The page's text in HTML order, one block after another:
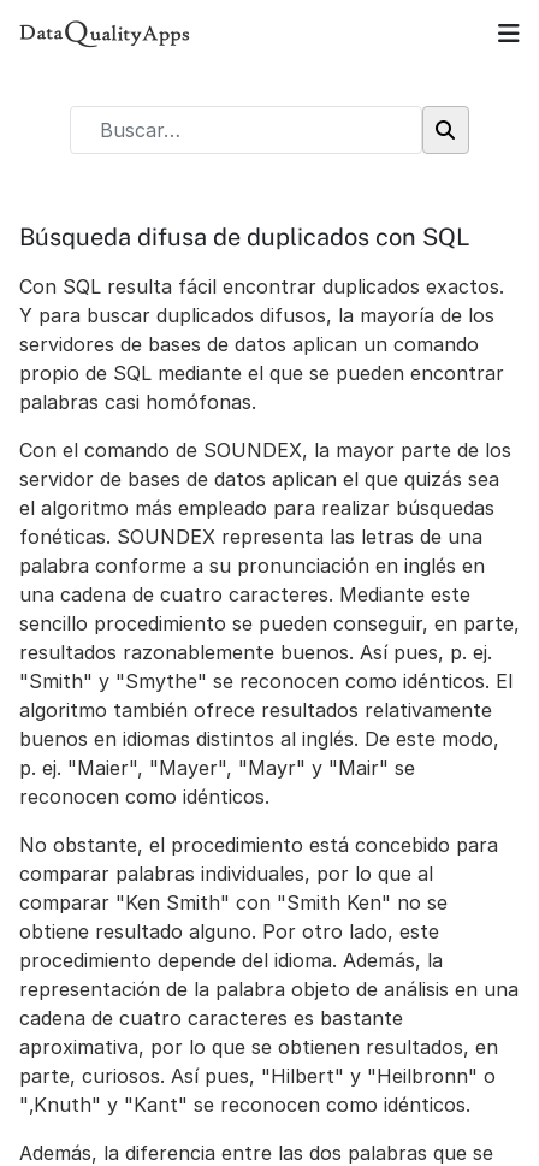
Búsqueda difusa de duplicados con SQL
Con SQL resulta fácil encontrar duplicados exactos.
Y para buscar duplicados difusos, la mayoría de los
servidores de bases de datos aplican un comando
propio de SQL mediante el que se pueden encontrar
palabras casi homófonas.
Con el comando de SOUNDEX, la mayor parte de los
servidor de bases de datos aplican el que quizás sea
el algoritmo más empleado para realizar búsquedas
fonéticas. SOUNDEX representa las letras de una
palabra conforme a su pronunciación en inglés en
una cadena de cuatro caracteres. Mediante este
sencillo procedimiento se pueden conseguir, en parte,
resultados razonablemente buenos. Así pues, p. ej.
"Smith" y "Smythe" se reconocen como idénticos. El
algoritmo también ofrece resultados relativamente
buenos en idiomas distintos al inglés. De este modo,
p. ej. "Maier", "Mayer", "Mayr" y "Mair" se
reconocen como idénticos.
No obstante, el procedimiento está concebido para
comparar palabras individuales, por lo que al
comparar "Ken Smith" con "Smith Ken" no se
obtiene resultado alguno. Por otro lado, este
procedimiento depende del idioma. Además, la
representación de la palabra objeto de análisis en una
cadena de cuatro caracteres es bastante
aproximativa, por lo que se obtienen resultados, en
parte, curiosos. Así pues, "Hilbert" y "Heilbronn" o
"‚Knuth" y "Kant" se reconocen como idénticos.
Además, la diferencia entre las dos palabras que se